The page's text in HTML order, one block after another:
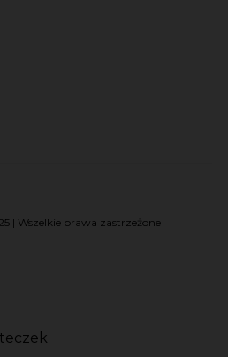
| Wszelkie prawa zastrzeżone